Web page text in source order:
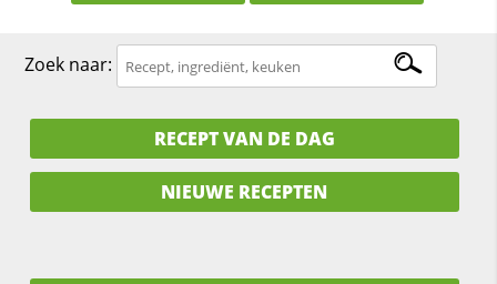
Zoek naar:
RECEPT VAN DE DAG
NIEUWE RECEPTEN